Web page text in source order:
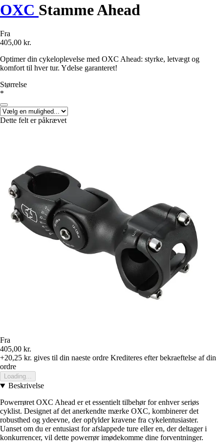
OXC Stamme Ahead
Fra
405,00 kr.
Optimer din cykeloplevelse med OXC Ahead: styrke, letvægt og
komfort til hver tur. Ydelse garanteret!
Størrelse
*
Dette felt er påkrævet
Fra
405,00 kr.
+20,25 kr. gives til din naeste ordre Krediteres efter bekraeftelse af din
ordre
Loading...
Beskrivelse
Powerrøret OXC Ahead er et essentielt tilbehør for enhver seriøs
cyklist. Designet af det anerkendte mærke OXC, kombinerer det
robusthed og ydeevne, der opfylder kravene fra cykelentusiaster.
Uanset om du er entusiast for afslappede ture eller en, der deltager i
konkurrencer, vil dette powerrør imødekomme dine forventninger.